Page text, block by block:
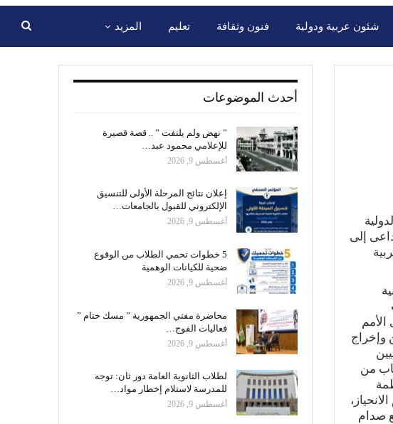
شئون عربية ودولية فنون وثقافة تعليم المزيد
والدولية
إلى
الأمم
وإخراج
من
صدام
أحدث الموضوعات
” نهض ولم يلتفت ” .. قصة قصيرة
للإعلامي محمود عبد…
أغسطس 9, 2026
إعلان نتائج المرحلة الأولى للتنسيق
الإلكتروني للقبول بالجامعات…
أغسطس 9, 2026
5 خطوات تحمي الطلاب من الوقوع
ضحية للكيانات الوهمية
أغسطس 9, 2026
محاضرة مفتي الجمهورية ” مسك ختام ”
فعاليات الفوج…
أغسطس 9, 2026
لطلاب الثانوية العامة دور ثان: توجه
للمدرسة لاستلام إخطار مواد…
أغسطس 9, 2026